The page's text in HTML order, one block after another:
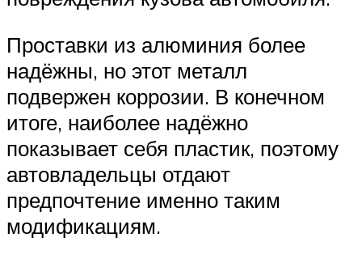
Проставки из алюминия более
надёжны, но этот металл
подвержен коррозии. В конечном
итоге, наиболее надёжно
показывает себя пластик, поэтому
автовладельцы отдают
предпочтение именно таким
модификациям.